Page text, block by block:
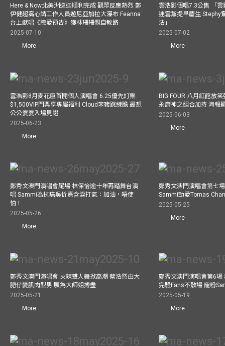
Here & Now北美洲巡迴順利完成 觀眾反應熱烈 鄭
伊健超窩心請工作人員遊尼亞加拉大瀑布 Feanna
台上獻唱《戀愛預告》獲林珊珊親自教路
2025-07-10
More
雲浩影個唱7.3公售 「
迷雲黨提早慶生 Stephy
法」
2025-07-02
More
雲浩影8月麥花臣首開個人演唱會 6.25優先訂票
$1,500VIP門票享專屬福利 Cloud笨豬跳練膽 最想
公公婆婆入場見證
2025-06-23
More
BIG FOUR 八月紅館放
永康神之組合加持 海報
2025-06-03
More
鄭秀文澳門演唱會尾場 林保怡逾十年再踏舞台演
唱 Sammi為抗癌吳忻熹含淚打氣：加油，唔使
怕！
2025-05-26
More
鄭秀文澳門演唱會第七
Sammi勁愛Tomas
2025-05-25
More
鄭秀文澳門演唱會 火辣雙人舞掀高潮 蔡浩然由大
肥仔變肌肉型男 願為大師姐搏盡
2025-05-21
More
鄭秀文澳門演唱會第6場
完騷Fans不散場 寵粉
2025-05-19
More